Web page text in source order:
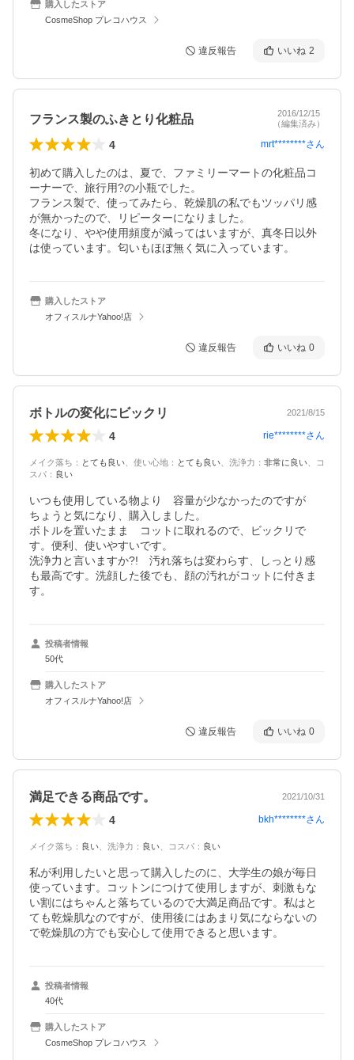
購入したストア
CosmeShop プレコハウス
違反報告 いいね 2
フランス製のふきとり化粧品
2016/12/15
（編集済み）
4 mrt********さん
初めて購入したのは、夏で、ファミリーマートの化粧品コ
ーナーで、旅行用?の小瓶でした。
フランス製で、使ってみたら、乾燥肌の私でもツッパリ感
が無かったので、リピーターになりました。
冬になり、やや使用頻度が減ってはいますが、真冬日以外
は使っています。匂いもほぼ無く気に入っています。
購入したストア
オフィスルナYahoo!店
違反報告 いいね 0
ボトルの変化にビックリ 2021/8/15
4 rie********さん
メイク落ち ： とても良い 使い心地 ： とても良い 洗浄力 ： 非常に良い
コ
スパ ： 良い
いつも使用している物より　容量が少なかったのですが
ちょうと気になり、購入しました。
ボトルを置いたまま　コットに取れるので、ビックリで
す。便利、使いやすいです。
洗浄力と言いますか?!　汚れ落ちは変わらす、しっとり感
も最高です。洗顔した後でも、顔の汚れがコットに付きま
す。
投稿者情報
50代
購入したストア
オフィスルナYahoo!店
違反報告 いいね 0
満足できる商品です。 2021/10/31
4 bkh********さん
メイク落ち ： 良い 洗浄力 ： 良い コスパ ： 良い
私が利用したいと思って購入したのに、大学生の娘が毎日
使っています。コットンにつけて使用しますが、刺激もな
い割にはちゃんと落ちているので大満足商品です。私はと
ても乾燥肌なのですが、使用後にはあまり気にならないの
で乾燥肌の方でも安心して使用できると思います。
投稿者情報
40代
購入したストア
CosmeShop プレコハウス